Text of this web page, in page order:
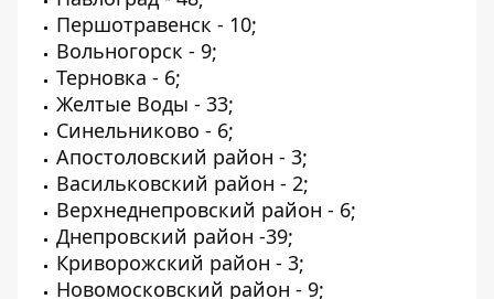
Першотравенск - 10;
Вольногорск - 9;
Терновка - 6;
Желтые Воды - 33;
Синельниково - 6;
Апостоловский район - 3;
Васильковский район - 2;
Верхнеднепровский район - 6;
Днепровский район -39;
Криворожский район - 3;
Новомосковский район - 9;